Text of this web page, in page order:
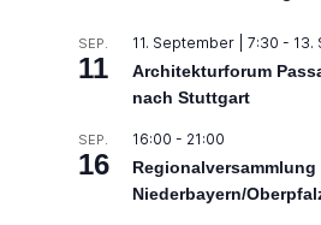
SEP.
11
11. September | 7:30 - 13.
Architekturforum
nach Stuttgart
SEP.
16
16:00 - 21:00
Regionalversammlung
Niederbayern/